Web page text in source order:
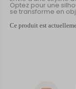
Optez pour une
se transforme en
Ce produit est